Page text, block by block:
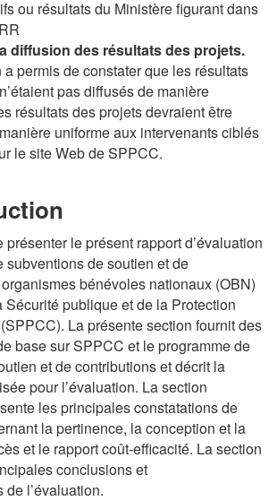
ou résultats du Ministère figurant dans
diffusion des résultats des projets.
a permis de constater que les résultats
pas diffusés de manière
résultats des projets devraient être
uniforme aux intervenants ciblés
le site Web de SPPCC.
le présent rapport d’évaluation
subventions de soutien et de
bénévoles nationaux (OBN)
Sécurité publique et de la Protection
La présente section fournit des
base sur SPPCC et le programme de
et de contributions et décrit la
pour l’évaluation. La section
les principales constatations de
la pertinence, la conception et la
et le rapport coût-efficacité. La section
conclusions et
l’évaluation.